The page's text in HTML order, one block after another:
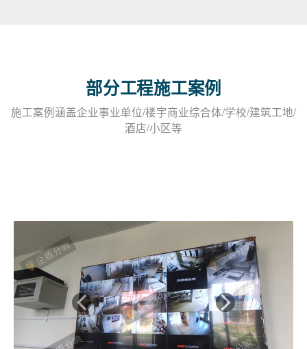
部分工程施工案例
施工案例涵盖企业事业单位/楼宇商业综合体/学校/建筑工地/
酒店/小区等